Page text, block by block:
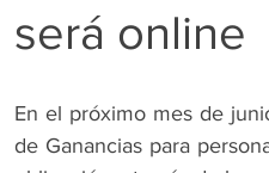
Feria Fiscal
Cargas Patronales SIPA
será online
En el próximo mes de
de Ganancias para